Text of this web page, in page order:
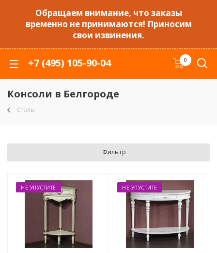
Обращаем внимание, что заказы
временно не принимаются! Приносим
свои извинения.
+7 (495) 105-90-04 0
Консоли в Белгороде
Столы
Фильтр
НЕ УПУСТИТЕ НЕ УПУСТИТЕ